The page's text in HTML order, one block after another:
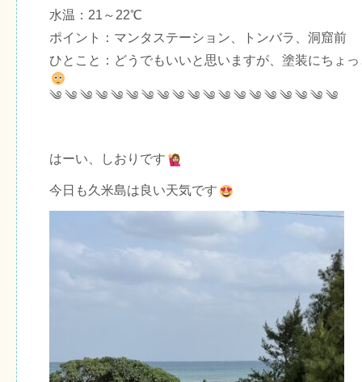
水温：21～22℃
ポイント：マンタステーション、トンバラ、洞窟前
ひとこと：どうでもいいと思いますが、塗装にちょ
༄ ༄ ༄ ༄ ༄ ༄ ༄ ༄ ༄ ༄ ༄ ༄ ༄ ༄ ༄ ༄ ༄ ༄ ༄
はーい、しおりです
今日も久米島は良い天気です